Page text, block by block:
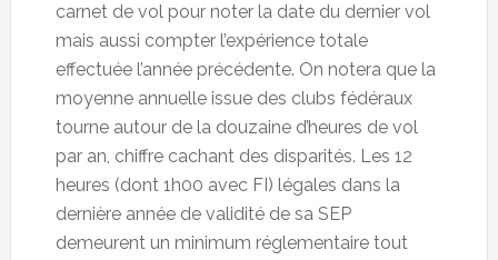
carnet de vol pour noter la date du dernier vol
mais aussi compter l’expérience totale
effectuée l’année précédente. On notera que la
moyenne annuelle issue des clubs fédéraux
tourne autour de la douzaine d’heures de vol
par an, chiffre cachant des disparités. Les 12
heures (dont 1h00 avec FI) légales dans la
dernière année de validité de sa SEP
demeurent un minimum réglementaire tout